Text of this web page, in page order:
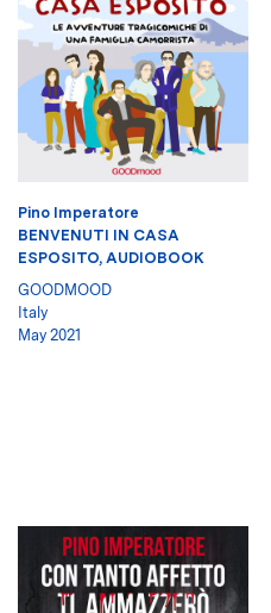
Pino Imperatore
BENVENUTI IN CASA
ESPOSITO, AUDIOBOOK
GOODMOOD
Italy
May 2021